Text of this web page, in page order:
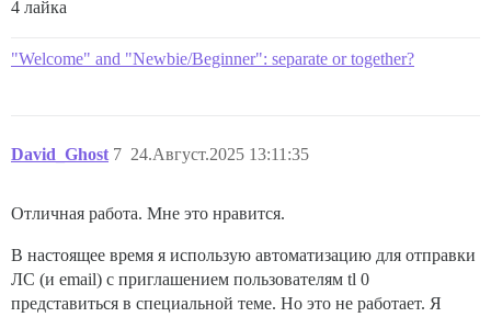
4 лайка
"Welcome" and "Newbie/Beginner": separate or together?
David_Ghost 24.Август.2025 13:11:35
7
Отличная работа. Мне это нравится.
В настоящее время я использую автоматизацию для отправки
ЛС (и email) с приглашением пользователям tl 0
представиться в специальной теме. Но это не работает. Я